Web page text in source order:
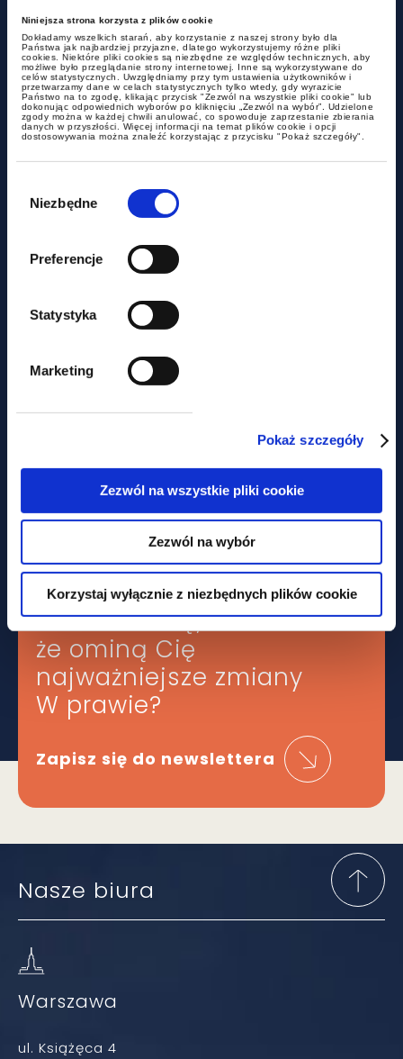
Niniejsza strona korzysta z plików cookie
Dokładamy wszelkich starań, aby korzystanie z naszej strony było dla
Państwa jak najbardziej przyjazne, dlatego wykorzystujemy różne pliki
cookies. Niektóre pliki cookies są niezbędne ze względów technicznych, aby
możliwe było przeglądanie strony internetowej. Inne są wykorzystywane do
celów statystycznych. Uwzględniamy przy tym ustawienia użytkowników i
przetwarzamy dane w celach statystycznych tylko wtedy, gdy wyrazicie
Państwo na to zgodę, klikając przycisk "Zezwól na wszystkie pliki cookie" lub
dokonując odpowiednich wyborów po kliknięciu „Zezwól na wybór”. Udzielone
zgody można w każdej chwili anulować, co spowoduje zaprzestanie zbierania
danych w przyszłości. Więcej informacji na temat plików cookie i opcji
dostosowywania można znaleźć korzystając z przycisku "Pokaż szczegóły".
zgody
Niezbędne
Preferencje
Statystyka
Marketing
Pokaż szczegóły
Zezwól na wszystkie pliki cookie
Zezwól na wybór
Korzystaj wyłącznie z niezbędnych plików cookie
aktualności
Czy miasto może być
podatnikiem akcyzy?
Nie tylko prawem... Piknik
charytatywny z udziałem GWW
Obawiasz się,
że ominą Cię
najważniejsze zmiany
W prawie?
Zapisz się do newslettera
Nasze biura
Warszawa
ul. Książęca 4